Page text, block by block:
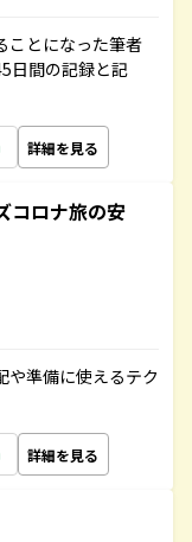
ことになった筆者
日間の記録と記
詳細を見る
コロナ旅の安
や準備に使えるテク
詳細を見る